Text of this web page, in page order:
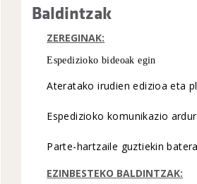
Baldintzak
ZEREGINAK:
Espedizioko bideoak egin
Ateratako irudien edizioa eta
Espedizioko komunikazio
Parte-hartzaile guztiekin
EZINBESTEKO BALDINTZAK: